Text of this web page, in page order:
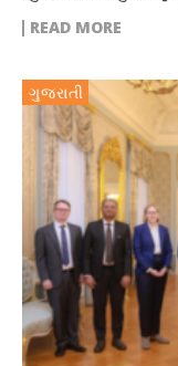
READ MORE
ગુજરાતી